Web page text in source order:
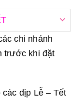
chi nhánh
trước khi đặt
dịp Lễ – Tết